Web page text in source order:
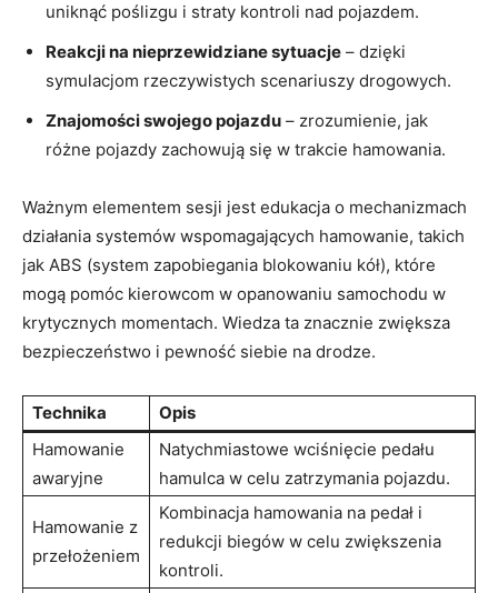
uniknąć poślizgu i‌ straty kontroli nad pojazdem.
Reakcji na nieprzewidziane sytuacje – dzięki
symulacjom rzeczywistych scenariuszy drogowych.
Znajomości swojego pojazdu – zrozumienie, jak
różne pojazdy zachowują się w trakcie hamowania.
Ważnym elementem sesji jest edukacja o mechanizmach
działania systemów wspomagających ‌hamowanie,‌ takich
jak ABS (system zapobiegania blokowaniu​ kół), które
mogą‍ pomóc kierowcom w opanowaniu samochodu w
krytycznych momentach. Wiedza ta znacznie zwiększa
bezpieczeństwo i pewność siebie na ​drodze.
Technika
Opis
Hamowanie
awaryjne
Natychmiastowe wciśnięcie⁢ pedału
hamulca w⁣ celu ​zatrzymania ​pojazdu.
Hamowanie z
przełożeniem
Kombinacja hamowania na pedał i
redukcji biegów w celu zwiększenia
kontroli.